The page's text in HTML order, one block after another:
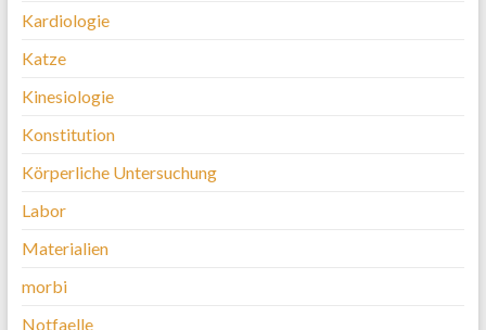
Kardiologie
Katze
Kinesiologie
Konstitution
Körperliche Untersuchung
Labor
Materialien
morbi
Notfaelle